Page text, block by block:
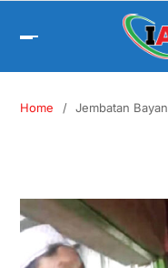
Home Jembatan Bayan